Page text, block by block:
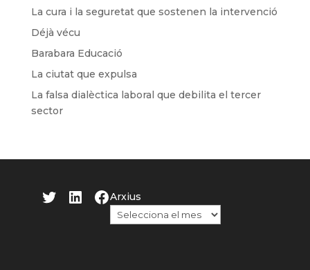
La cura i la seguretat que sostenen la intervenció
Déjà vécu
Barabara Educació
La ciutat que expulsa
La falsa dialèctica laboral que debilita el tercer
sector
Twitter LinkedIn Facebook Arxius